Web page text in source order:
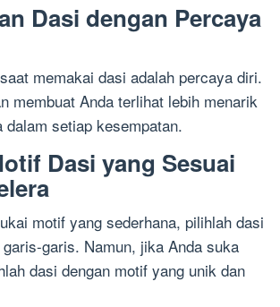
Dasi dengan Percaya
memakai dasi adalah percaya diri.
membuat Anda terlihat lebih menarik
dalam setiap kesempatan.
Dasi yang Sesuai
motif yang sederhana, pilihlah dasi
garis. Namun, jika Anda suka
dasi dengan motif yang unik dan